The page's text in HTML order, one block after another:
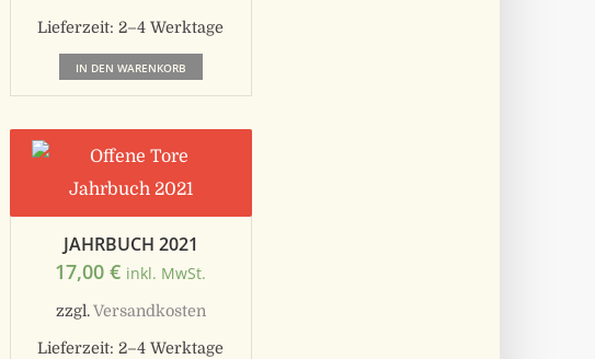
Lieferzeit:2–4 Werktage
IN DEN WARENKORB
JAHRBUCH 2021
17,00€ inkl. MwSt.
zzgl.Versandkosten
Lieferzeit:2–4 Werktage